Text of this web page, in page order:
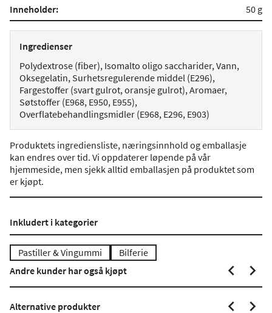
Inneholder: 50 g
Ingredienser
Polydextrose (fiber), Isomalto oligo saccharider, Vann,
Oksegelatin, Surhetsregulerende middel (E296),
Fargestoffer (svart gulrot, oransje gulrot), Aromaer,
Søtstoffer (E968, E950, E955),
Overflatebehandlingsmidler (E968, E296, E903)
Produktets ingrediensliste, næringsinnhold og emballasje
kan endres over tid. Vi oppdaterer løpende på vår
hjemmeside, men sjekk alltid emballasjen på produktet som
er kjøpt.
Inkludert i kategorier
Pastiller & Vingummi
Bilferie
Andre kunder har også kjøpt
Alternative produkter